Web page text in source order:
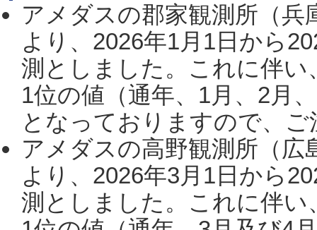
アメダスの郡家観測所（
より、2026年1月1日から
測としました。これに伴い
1位の値（通年、1月、2月
となっておりますので、
アメダスの高野観測所（
より、2026年3月1日から
測としました。これに伴い